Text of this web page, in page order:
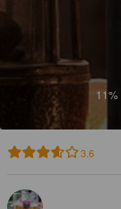
11%
3.6